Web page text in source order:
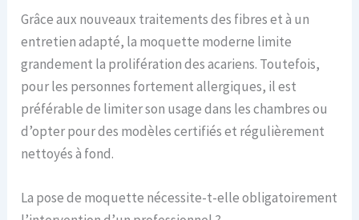
Grâce aux nouveaux traitements des fibres et à un
entretien adapté, la moquette moderne limite
grandement la prolifération des acariens. Toutefois,
pour les personnes fortement allergiques, il est
préférable de limiter son usage dans les chambres ou
d’opter pour des modèles certifiés et régulièrement
nettoyés à fond.
La pose de moquette nécessite-t-elle obligatoirement